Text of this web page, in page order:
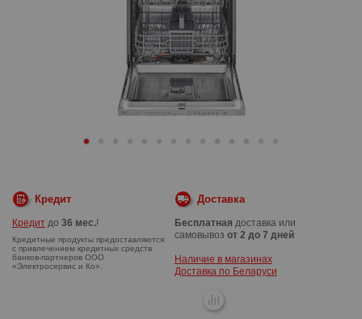
Кредит
Кредит до 36 мес.!
Доставка
Бесплатная доставка или
самовывоз от 2 до 7 дней
Наличие в магазинах
Доставка по Беларуси